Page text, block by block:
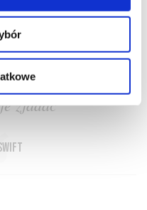
SŁOWNIK
by je pić.
zjadać